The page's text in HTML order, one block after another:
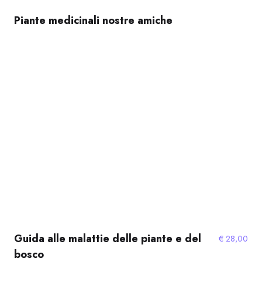
Piante medicinali nostre amiche
Guida alle malattie delle piante e del
bosco
€ 28,00